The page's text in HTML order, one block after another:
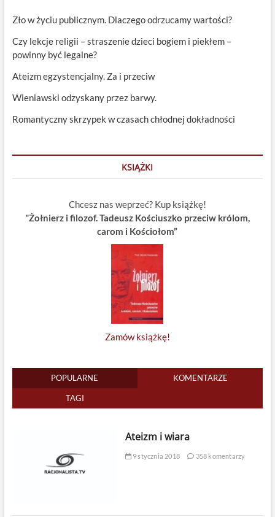
Zło w życiu publicznym. Dlaczego odrzucamy wartości?
Czy lekcje religii – straszenie dzieci bogiem i piekłem –
powinny być legalne?
Ateizm egzystencjalny. Za i przeciw
Wieniawski odzyskany przez barwy.
Romantyczny skrzypek w czasach chłodnej dokładności
KSIĄŻKI
Chcesz nas weprzeć? Kup książkę!
"Żołnierz i filozof. Tadeusz Kościuszko przeciw królom,
carom i Kościołom”
Zamów książkę!
POPULARNE KOMENTARZE
TAGI
Ateizm i wiara
9 stycznia 2018 358 komentarzy